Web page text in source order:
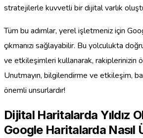
stratejilerle kuvvetli bir dijital varlık
Tüm bu adımlar, yerel işletmeniz için
çıkmanızı sağlayabilir. Bu yolculukta
ve etkileşimleri kullanarak, rakiplerinizin
Unutmayın, bilgilendirme ve etkileşim,
önemli unsurlardır!
Dijital Haritalarda Yıldız
Google Haritalarda Nasıl